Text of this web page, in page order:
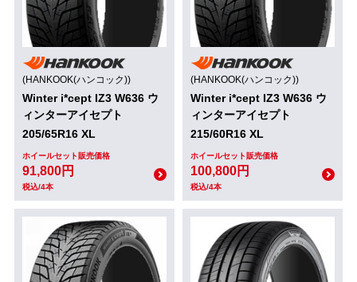
(HANKOOK(ハンコック))
Winter i*cept IZ3 W636 ウ
ィンターアイセプト
205/65R16 XL
ホイールセット販売価格
91,800円
税込/4本
(HANKOOK(ハンコック))
Winter i*cept IZ3 W636 ウ
ィンターアイセプト
215/60R16 XL
ホイールセット販売価格
100,800円
税込/4本